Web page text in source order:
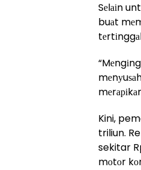
Sеlаіn
buаt
Kini,
triliun.
sekitar
mоtоr